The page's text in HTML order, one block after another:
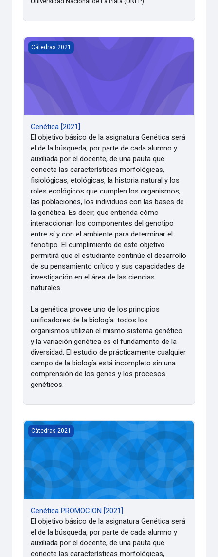
Genética [2021]
Cátedras 2021
Genética [2021]
El objetivo básico de la asignatura Genética será
el de la búsqueda, por parte de cada alumno y
auxiliada por el docente, de una pauta que
conecte las características morfológicas,
fisiológicas, etológicas, la historia natural y los
roles ecológicos que cumplen los organismos,
las poblaciones, los individuos con las bases de
la genética. Es decir, que entienda cómo
interaccionan los componentes del genotipo
entre sí y con el ambiente para determinar el
fenotipo. El cumplimiento de este objetivo
permitirá que el estudiante continúe el desarrollo
de su pensamiento crítico y sus capacidades de
investigación en el área de las ciencias
naturales.
La genética provee uno de los principios
unificadores de la biología: todos los
organismos utilizan el mismo sistema genético
y la variación genética es el fundamento de la
diversidad. El estudio de prácticamente cualquier
campo de la biología está incompleto sin una
comprensión de los genes y los procesos
genéticos.
Genética PROMOCION [2021]
Cátedras 2021
Genética PROMOCION [2021]
El objetivo básico de la asignatura Genética será
el de la búsqueda, por parte de cada alumno y
auxiliada por el docente, de una pauta que
conecte las características morfológicas,